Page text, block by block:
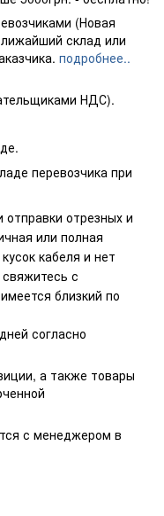
(Новая
склад или
подробнее..
НДС).
перевозчика при
отрезных и
или полная
кабеля и нет
с
близкий по
согласно
а также товары
с менеджером в